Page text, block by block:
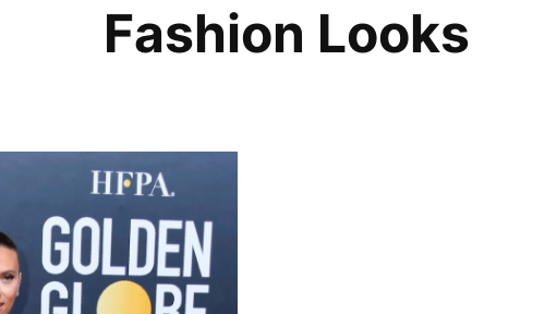
Fashion Looks